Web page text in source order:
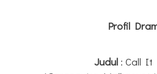
Profil
Judul : Call It